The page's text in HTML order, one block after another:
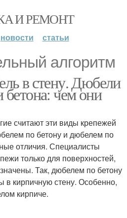
И РЕМОНТ
новости статьи
алгоритм
в стену. Дюбели
чем они
считают эти виды крепежей
по бетону и дюбелем по
отличия. Специалисты
только для поверхностей,
Так, дюбелем по бетону
в кирпичную стену. Особенно,
кирпиче.